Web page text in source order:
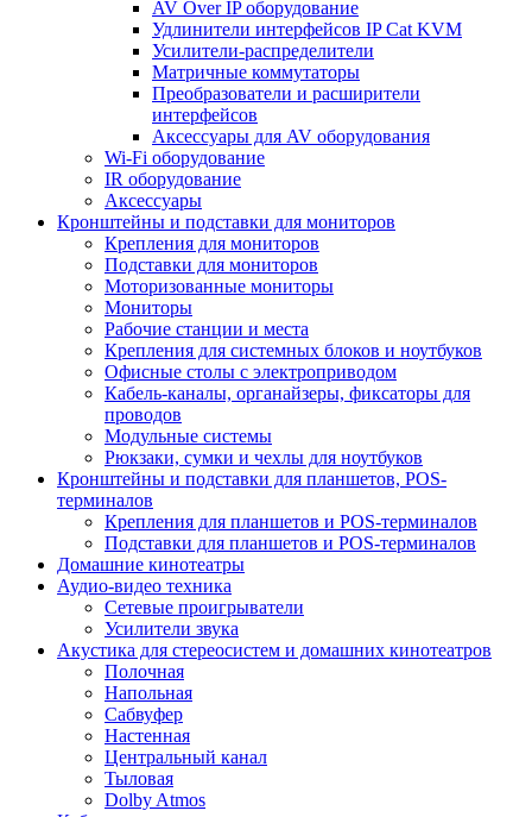
AV Over IP оборудование
Удлинители интерфейсов IP Cat KVM
Усилители-распределители
Матричные коммутаторы
Преобразователи и расширители
интерфейсов
Аксессуары для AV оборудования
Wi-Fi оборудование
IR оборудование
Аксессуары
Кронштейны и подставки для мониторов
Крепления для мониторов
Подставки для мониторов
Моторизованные мониторы
Мониторы
Рабочие станции и места
Крепления для системных блоков и ноутбуков
Офисные столы с электроприводом
Кабель-каналы, органайзеры, фиксаторы для
проводов
Модульные системы
Рюкзаки, сумки и чехлы для ноутбуков
Кронштейны и подставки для планшетов, POS-
терминалов
Крепления для планшетов и POS-терминалов
Подставки для планшетов и POS-терминалов
Домашние кинотеатры
Аудио-видео техника
Сетевые проигрыватели
Усилители звука
Акустика для стереосистем и домашних кинотеатров
Полочная
Напольная
Сабвуфер
Настенная
Центральный канал
Тыловая
Dolby Atmos